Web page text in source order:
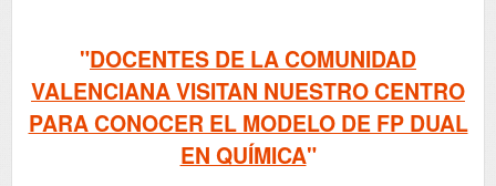
"DOCENTES DE LA COMUNIDAD
VALENCIANA VISITAN NUESTRO CENTRO
PARA CONOCER EL MODELO DE FP DUAL
EN QUÍMICA"